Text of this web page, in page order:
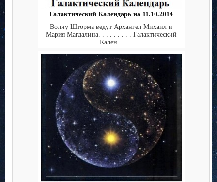
Галактический Календарь на 11.10.2014
Волну Шторма ведут Архангел Михаил и
Мария Магдалина. . . . . . . . . Галактический
Кален...